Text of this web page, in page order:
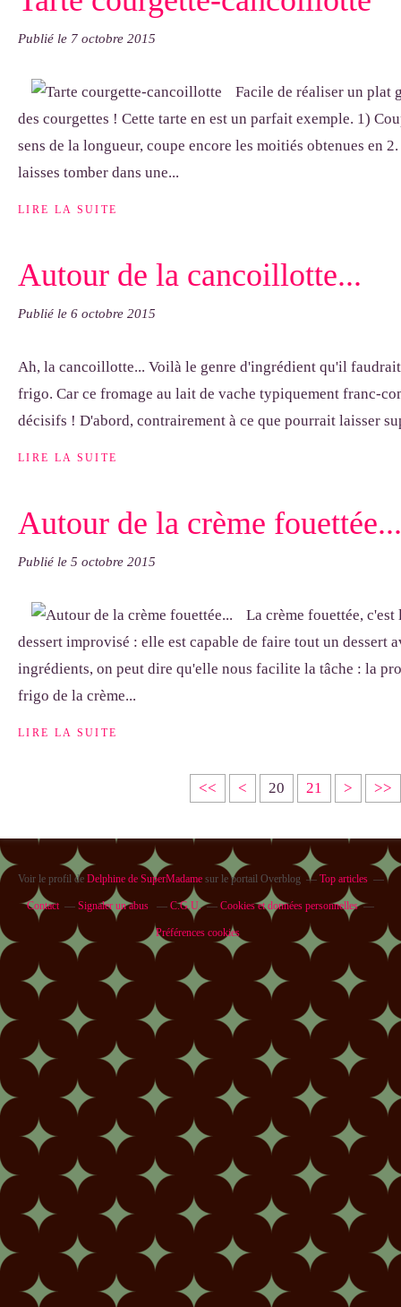
Publié le 7 octobre 2015
Facile de réaliser un plat
des courgettes ! Cette tarte en est un parfait exemple. 1)
sens de la longueur, coupe encore les moitiés obtenues en
laisses tomber dans une...
LIRE LA SUITE
Autour de la cancoillotte...
Publié le 6 octobre 2015
Ah, la cancoillotte... Voilà le genre d'ingrédient qu'il
frigo. Car ce fromage au lait de vache typiquement franc-
décisifs ! D'abord, contrairement à ce que pourrait laisser
LIRE LA SUITE
Autour de la crème fouettée...
Publié le 5 octobre 2015
La crème fouettée,
dessert improvisé : elle est capable de faire tout un dessert
ingrédients, on peut dire qu'elle nous facilite la tâche : la
frigo de la crème...
LIRE LA SUITE
<< <
1
20 21 > >>
Voir le profil de Delphine de SuperMadamesur le portail Overblog Top articles
Contact Signaler un abus C.G.U. Cookies et données personnelles
Préférences cookies